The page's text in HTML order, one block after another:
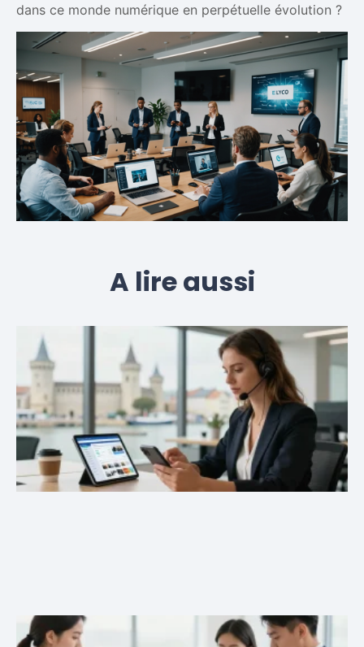
dans ce monde numérique en perpétuelle évolution ?
A lire aussi